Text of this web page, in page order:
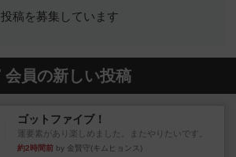
投稿を募集しています
会員の新しい投稿
ゴットファイブ！
運要素があり楽しめました。またやりたいです。
約2時間前 by 金賢守(キムヒョンス)